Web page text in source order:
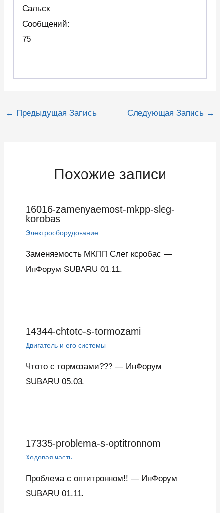
Сальск
Сообщений:
75
Навигация
← Предыдущая Запись Следующая Запись →
Похожие записи
16016-zamenyaemost-mkpp-sleg-
korobas
Электрооборудование
Заменяемость МКПП Слег коробас —
ИнФорум SUBARU 01.11.
14344-chtoto-s-tormozami
Двигатель и его системы
Чтото с тормозами??? — ИнФорум
SUBARU 05.03.
17335-problema-s-optitronnom
Ходовая часть
Проблема с оптитронном!! — ИнФорум
SUBARU 01.11.